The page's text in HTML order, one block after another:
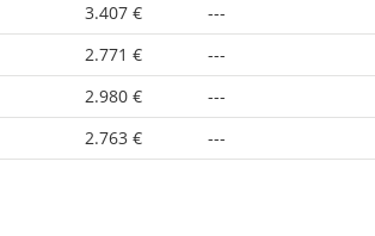
3.407 €
---
2.771 €
---
2.980 €
---
2.763 € ---